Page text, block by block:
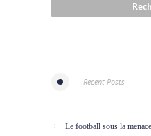
Recent Posts
Le football sous la